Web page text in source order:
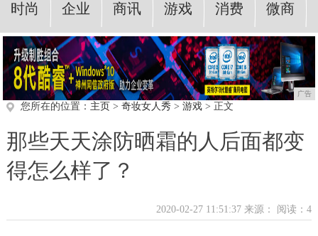
时尚 企业 商讯 游戏 消费 微商
广告
您所在的位置： 主页 > 奇妆女人秀 > 游戏> 正文
那些天天涂防晒霜的人后面都变
得怎么样了？
2020-02-27 11:51:37 来源： 阅读：4